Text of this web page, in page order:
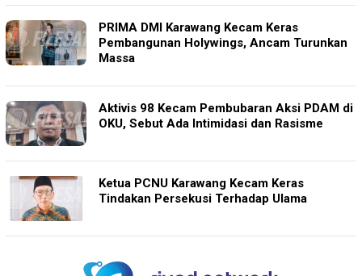
PRIMA DMI Karawang Kecam Keras
Pembangunan Holywings, Ancam Turunkan
Massa
Aktivis 98 Kecam Pembubaran Aksi PDAM di
OKU, Sebut Ada Intimidasi dan Rasisme
Ketua PCNU Karawang Kecam Keras
Tindakan Persekusi Terhadap Ulama